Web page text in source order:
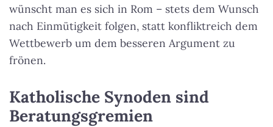
wünscht man es sich in Rom – stets dem Wunsch
nach Einmütigkeit folgen, statt konfliktreich dem
Wettbewerb um dem besseren Argument zu
frönen.
Katholische Synoden sind
Beratungsgremien